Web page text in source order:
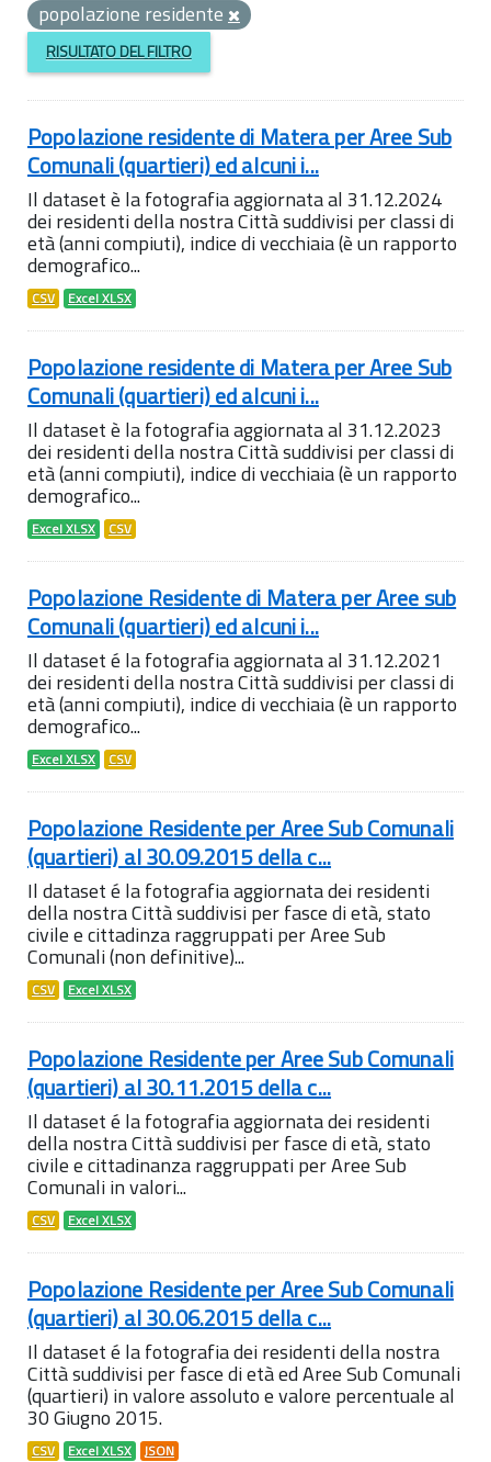
popolazione residente
RISULTATO DEL FILTRO
Popolazione residente di Matera per Aree Sub
Comunali (quartieri) ed alcuni i...
Il dataset è la fotografia aggiornata al 31.12.2024
dei residenti della nostra Città suddivisi per classi di
età (anni compiuti), indice di vecchiaia (è un rapporto
demografico...
CSV Excel XLSX
Popolazione residente di Matera per Aree Sub
Comunali (quartieri) ed alcuni i...
Il dataset è la fotografia aggiornata al 31.12.2023
dei residenti della nostra Città suddivisi per classi di
età (anni compiuti), indice di vecchiaia (è un rapporto
demografico...
Excel XLSX CSV
Popolazione Residente di Matera per Aree sub
Comunali (quartieri) ed alcuni i...
Il dataset é la fotografia aggiornata al 31.12.2021
dei residenti della nostra Città suddivisi per classi di
età (anni compiuti), indice di vecchiaia (è un rapporto
demografico...
Excel XLSX CSV
Popolazione Residente per Aree Sub Comunali
(quartieri) al 30.09.2015 della c...
Il dataset é la fotografia aggiornata dei residenti
della nostra Città suddivisi per fasce di età, stato
civile e cittadinza raggruppati per Aree Sub
Comunali (non definitive)...
CSV Excel XLSX
Popolazione Residente per Aree Sub Comunali
(quartieri) al 30.11.2015 della c...
Il dataset é la fotografia aggiornata dei residenti
della nostra Città suddivisi per fasce di età, stato
civile e cittadinanza raggruppati per Aree Sub
Comunali in valori...
CSV Excel XLSX
Popolazione Residente per Aree Sub Comunali
(quartieri) al 30.06.2015 della c...
Il dataset é la fotografia dei residenti della nostra
Città suddivisi per fasce di età ed Aree Sub Comunali
(quartieri) in valore assoluto e valore percentuale al
30 Giugno 2015.
CSV Excel XLSX JSON